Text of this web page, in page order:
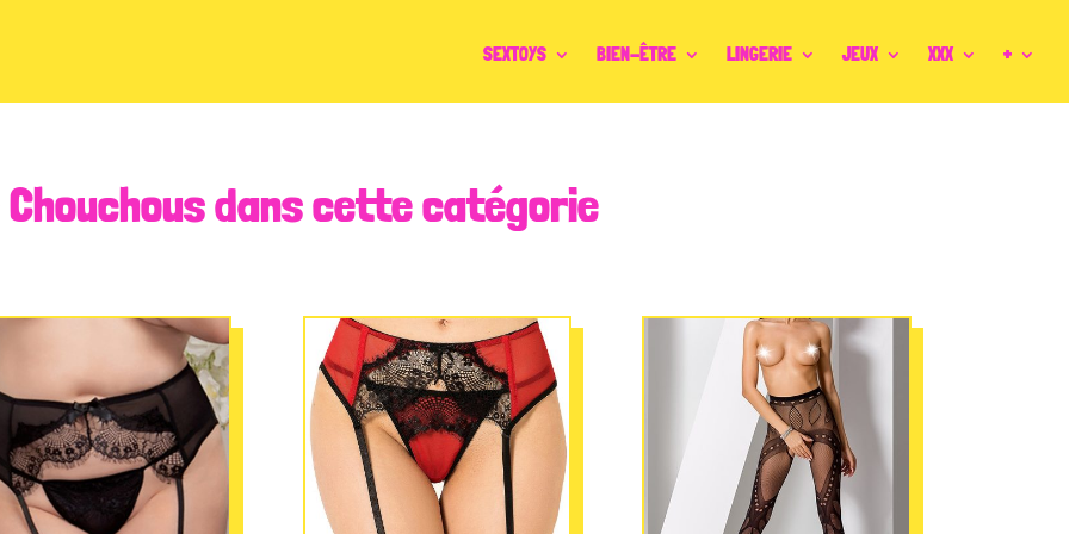
SEXTOYS BIEN-ÊTRE LINGERIE JEUX XXX +
Chouchous dans cette catégorie